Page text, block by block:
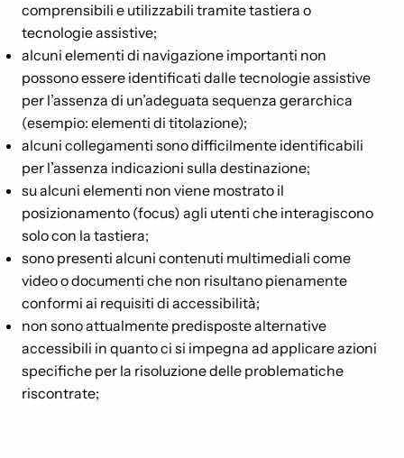
comprensibili e utilizzabili tramite tastiera o
tecnologie assistive;
alcuni elementi di navigazione importanti non
possono essere identificati dalle tecnologie assistive
per l’assenza di un’adeguata sequenza gerarchica
(esempio: elementi di titolazione);
alcuni collegamenti sono difficilmente identificabili
per l’assenza indicazioni sulla destinazione;
su alcuni elementi non viene mostrato il
posizionamento (focus) agli utenti che interagiscono
solo con la tastiera;
sono presenti alcuni contenuti multimediali come
video o documenti che non risultano pienamente
conformi ai requisiti di accessibilità;
non sono attualmente predisposte alternative
accessibili in quanto ci si impegna ad applicare azioni
specifiche per la risoluzione delle problematiche
riscontrate;